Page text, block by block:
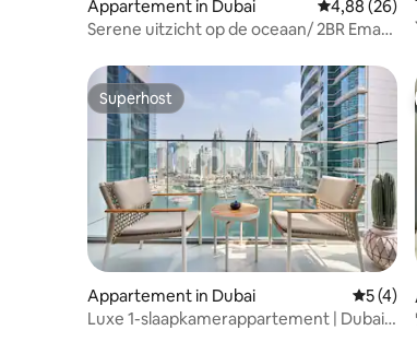
Appartement in Dubai Gemiddelde
4,88 (26)
Serene uitzicht op de oceaan/ 2BR Emaar
Superhost
Superhost
Appartement in Dubai
5 (4)
Luxe 1-slaapkamerappartement | Dubai